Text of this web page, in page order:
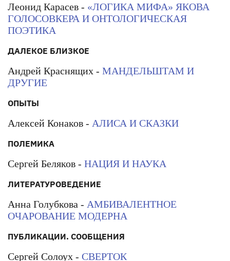
Леонид Карасев - «ЛОГИКА МИФА» ЯКОВА
ГОЛОСОВКЕРА И ОНТОЛОГИЧЕСКАЯ
ПОЭТИКА
ДАЛЕКОЕ БЛИЗКОЕ
Андрей Краснящих - МАНДЕЛЬШТАМ И
ДРУГИЕ
ОПЫТЫ
Алексей Конаков - АЛИСА И СКАЗКИ
ПОЛЕМИКА
Сергей Беляков - НАЦИЯ И НАУКА
ЛИТЕРАТУРОВЕДЕНИЕ
Анна Голубкова - АМБИВАЛЕНТНОЕ
ОЧАРОВАНИЕ МОДЕРНА
ПУБЛИКАЦИИ. СООБЩЕНИЯ
Сергей Солоух - СВЕРТОК